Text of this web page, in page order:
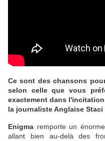
Ce sont des chansons
selon celle que vous
exactement dans
la journaliste Anglaise Staci
Enigma remporte un
allant bien au-delà des